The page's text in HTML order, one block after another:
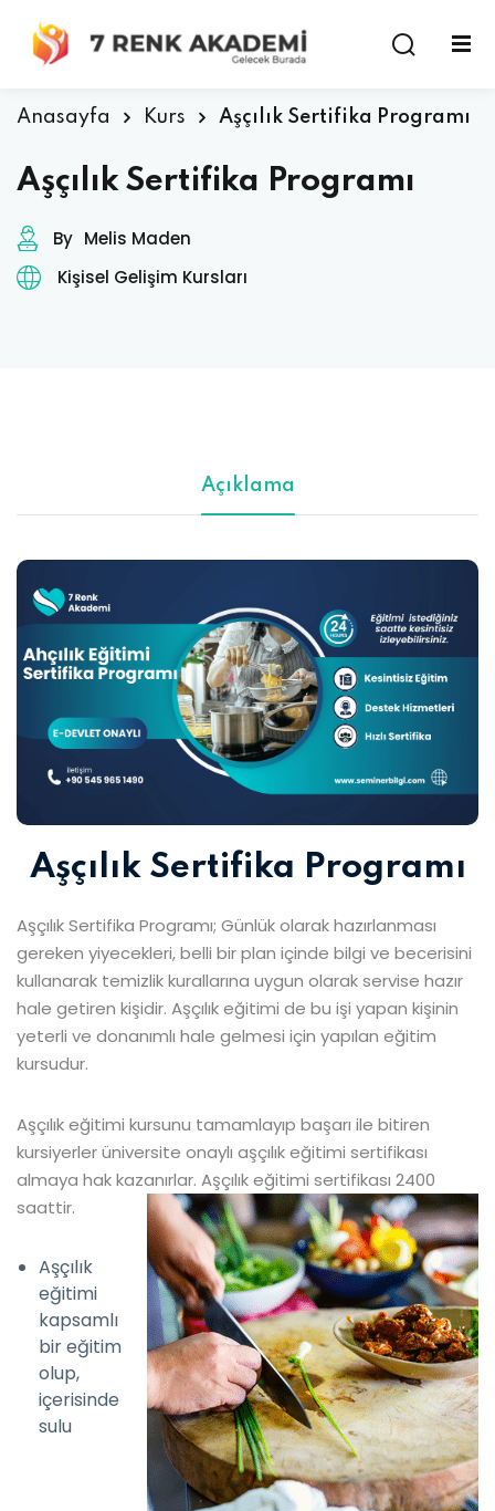
Anasayfa Kurs Aşçılık Sertifika Programı
Aşçılık Sertifika Programı
By Melis Maden
Kişisel Gelişim Kursları
Açıklama
Aşçılık Sertifika Programı
Aşçılık Sertifika Programı; Günlük olarak hazırlanması
gereken yiyecekleri, belli bir plan içinde bilgi ve becerisini
kullanarak temizlik kurallarına uygun olarak servise hazır
hale getiren kişidir. Aşçılık eğitimi de bu işi yapan kişinin
yeterli ve donanımlı hale gelmesi için yapılan eğitim
kursudur.
Aşçılık eğitimi kursunu tamamlayıp başarı ile bitiren
kursiyerler üniversite onaylı aşçılık eğitimi sertifikası
almaya hak kazanırlar. Aşçılık eğitimi sertifikası 2400
saattir.
Aşçılık
eğitimi
kapsamlı
bir eğitim
olup,
içerisinde
sulu